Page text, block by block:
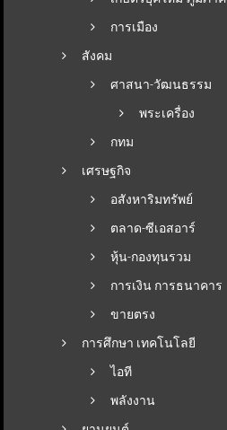
การเมือง
สังคม
ศาสนา-วัฒนธรรม
พระเครื่อง
กทม
เศรษฐกิจ
อสังหาริมทรัพย์
ตลาด-ซีเอสอาร์
หุ้น-กองทุนรวม
การเงิน การธนาคาร
ขายตรง
การศึกษา เทคโนโลยี
ไอที
พลังงาน